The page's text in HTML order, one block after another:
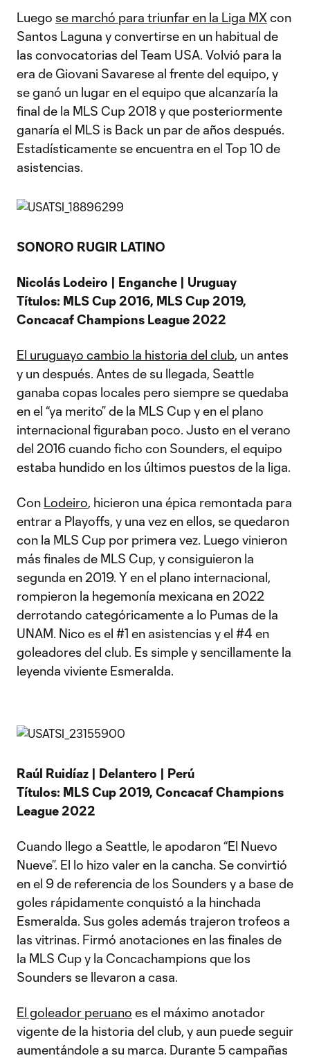
Luego se marchó para triunfar en la Liga MX con
Santos Laguna y convertirse en un habitual de
las convocatorias del Team USA. Volvió para la
era de Giovani Savarese al frente del equipo, y
se ganó un lugar en el equipo que alcanzaría la
final de la MLS Cup 2018 y que posteriormente
ganaría el MLS is Back un par de años después.
Estadísticamente se encuentra en el Top 10 de
asistencias.
SONORO RUGIR LATINO
Nicolás Lodeiro | Enganche | Uruguay
Títulos: MLS Cup 2016, MLS Cup 2019,
Concacaf Champions League 2022
El uruguayo cambio la historia del club, un antes
y un después. Antes de su llegada, Seattle
ganaba copas locales pero siempre se quedaba
en el “ya merito” de la MLS Cup y en el plano
internacional figuraban poco. Justo en el verano
del 2016 cuando ficho con Sounders, el equipo
estaba hundido en los últimos puestos de la liga.
Con Lodeiro, hicieron una épica remontada para
entrar a Playoffs, y una vez en ellos, se quedaron
con la MLS Cup por primera vez. Luego vinieron
más finales de MLS Cup, y consiguieron la
segunda en 2019. Y en el plano internacional,
rompieron la hegemonía mexicana en 2022
derrotando categóricamente a lo Pumas de la
UNAM. Nico es el #1 en asistencias y el #4 en
goleadores del club. Es simple y sencillamente la
leyenda viviente Esmeralda.
Raúl Ruidíaz | Delantero | Perú
Títulos: MLS Cup 2019, Concacaf Champions
League 2022
Cuando llego a Seattle, le apodaron “El Nuevo
Nueve”. El lo hizo valer en la cancha. Se convirtió
en el 9 de referencia de los Sounders y a base de
goles rápidamente conquistó a la hinchada
Esmeralda. Sus goles además trajeron trofeos a
las vitrinas. Firmó anotaciones en las finales de
la MLS Cup y la Concachampions que los
Sounders se llevaron a casa.
El goleador peruano es el máximo anotador
vigente de la historia del club, y aun puede seguir
aumentándole a su marca. Durante 5 campañas